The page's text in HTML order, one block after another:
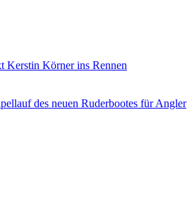
Körner ins Rennen
des neuen Ruderbootes für Angler